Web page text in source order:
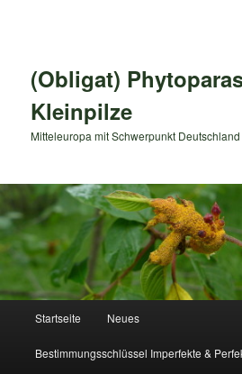
(Obligat)
Kleinpilze
Mitteleuropa mit Schwerpunkt Deutschland
Startseite Neues
Bestimmungsschlüssel Imperfekte &